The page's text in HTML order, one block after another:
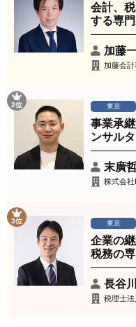
会計、
する専
加藤
加藤会
2位 東京
事業承
ンサル
末廣
株式会社
3位 東京
企業の
税務の
長谷
税理士